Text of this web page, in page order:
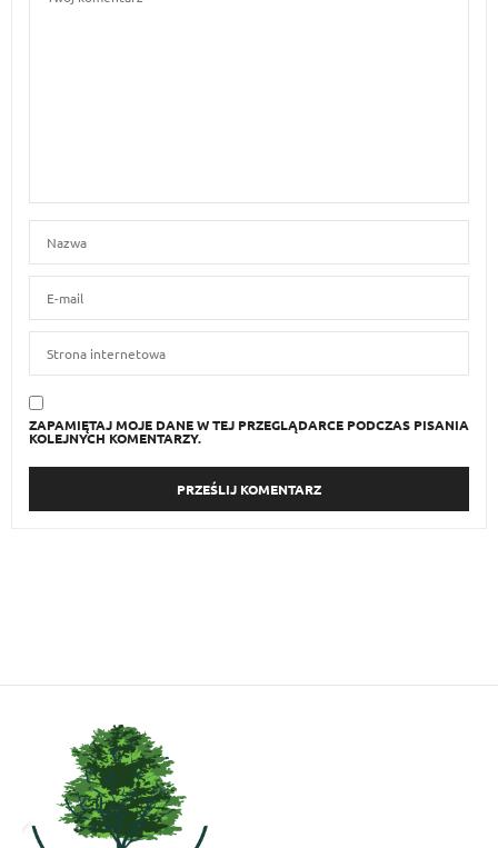
ZAPAMIĘTAJ MOJE DANE W TEJ PRZEGLĄDARCE PODCZAS PISANIA
KOLEJNYCH KOMENTARZY.